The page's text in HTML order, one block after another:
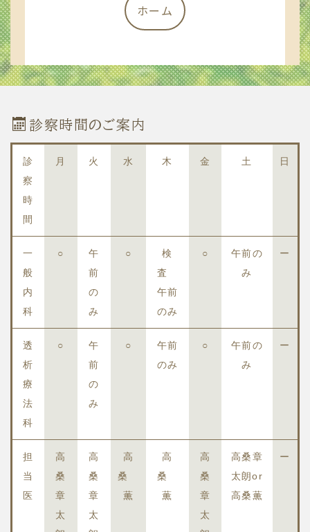
ホーム
診察時間のご案内
診
察
時
間
月 火 水 木 金 土 日
一
般
内
科
○
午
前
の
み
○
検
査
午前
のみ
○
午前の
み
ー
透
析
療
法
科
○
午
前
の
み
○
午前
のみ
○
午前の
み
ー
担
当
医
高
桑
章
太
高
桑
章
太
高
桑
薫
高
桑
薫
高
桑
章
太
高桑章
太朗or
高桑薫
ー